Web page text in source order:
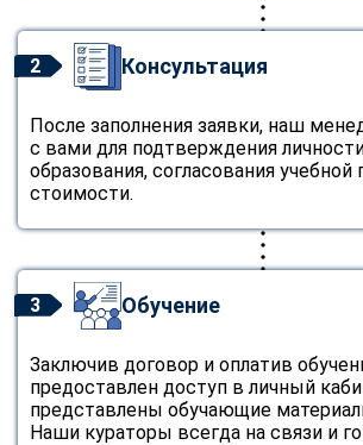
2 Консультация
После заполнения заявки, наш
с вами для подтверждения
образования, согласования
стоимости.
3 Обучение
Заключив договор и оплатив
предоставлен доступ в личный
представлены обучающие
Наши кураторы всегда на связи и